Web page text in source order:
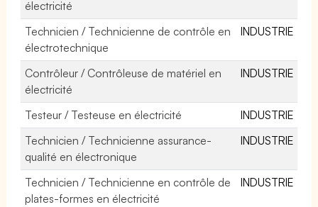
électricité
Technicien / Technicienne de contrôle en
électrotechnique
INDUSTRIE
Contrôleur / Contrôleuse de matériel en
électricité
INDUSTRIE
Testeur / Testeuse en électricité
INDUSTRIE
Technicien / Technicienne assurance-
qualité en électronique
INDUSTRIE
Technicien / Technicienne en contrôle de
plates-formes en électricité
INDUSTRIE